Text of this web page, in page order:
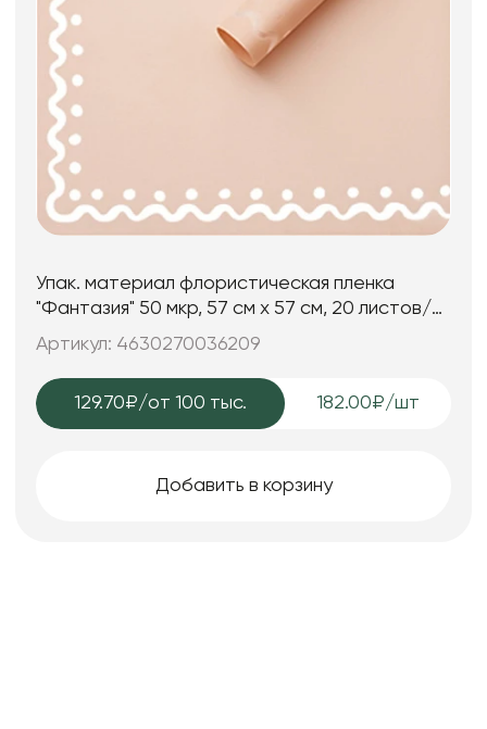
Упак. материал флористическая пленка
"Фантазия" 50 мкр, 57 см х 57 см, 20 листов/
упак., пудровый
Артикул: 4630270036209
129.70₽/от 100 тыс. 182.00₽/шт
Добавить в корзину